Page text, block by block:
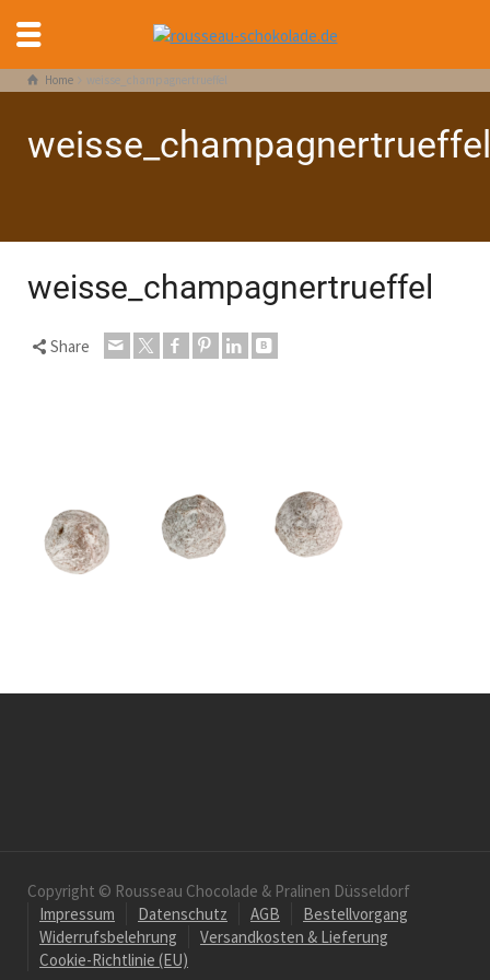
Home weisse_champagnertrueffel
weisse_champagnertrueffel
weisse_champagnertrueffel
Share
Copyright © Rousseau Chocolade & Pralinen Düsseldorf
Impressum
Datenschutz AGB
Bestellvorgang
Widerrufsbelehrung
Versandkosten & Lieferung
Cookie-Richtlinie (EU)